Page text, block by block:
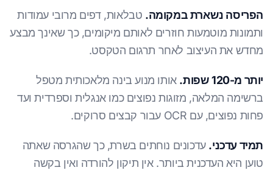
הפריסה נשארת במקומה. טבלאות, דפים מרובי עמודות
ותמונות מוטמעות חוזרים לאותם מיקומים, כך שאינך מבצע
מחדש את העיצוב לאחר תרגום הטקסט.
יותר מ-120 שפות.
אותו מנוע בינה מלאכותית מטפל
ברשימה המלאה, מזוגות נפוצים כמו אנגלית וספרדית ועד
פחות נפוצים, עם OCR עבור קבצים סרוקים.
תמיד עדכני. עדכונים נוחתים בשרת, כך שהגרסה שאתה
טוען היא העדכנית ביותר. אין תיקון להורדה ואין בקשה